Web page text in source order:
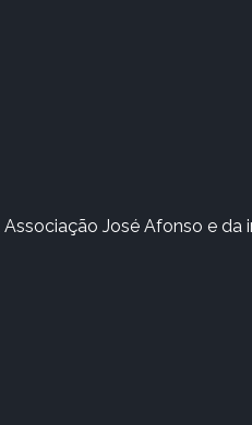
José Afonso e da